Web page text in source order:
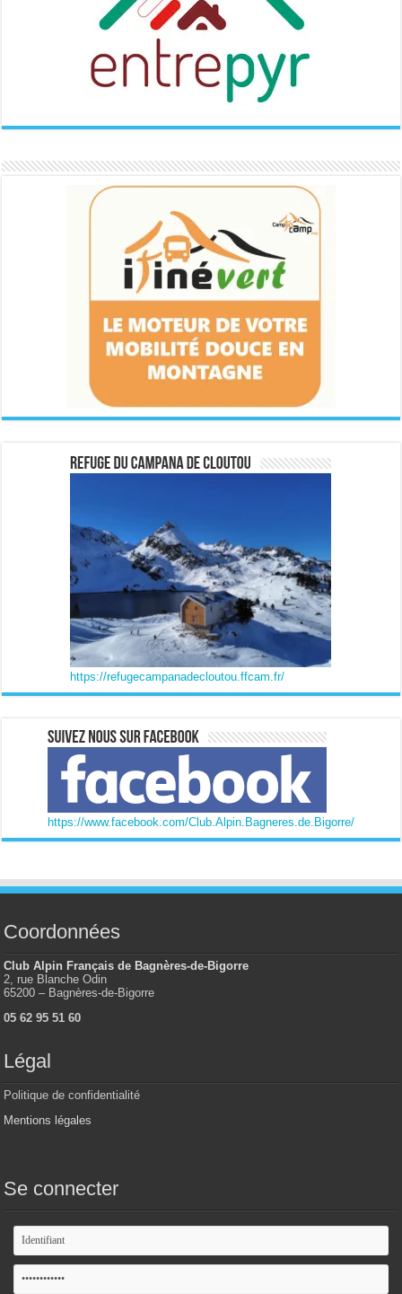
https://refugecampanadecloutou.ffcam.fr/
https://www.facebook.com/Club.Alpin.Bagneres.de.Bigorre/
Coordonnées
Club Alpin Français de Bagnères-de-Bigorre
2, rue Blanche Odin
65200 – Bagnères-de-Bigorre
05 62 95 51 60
Légal
Politique de confidentialité
Mentions légales
Se connecter